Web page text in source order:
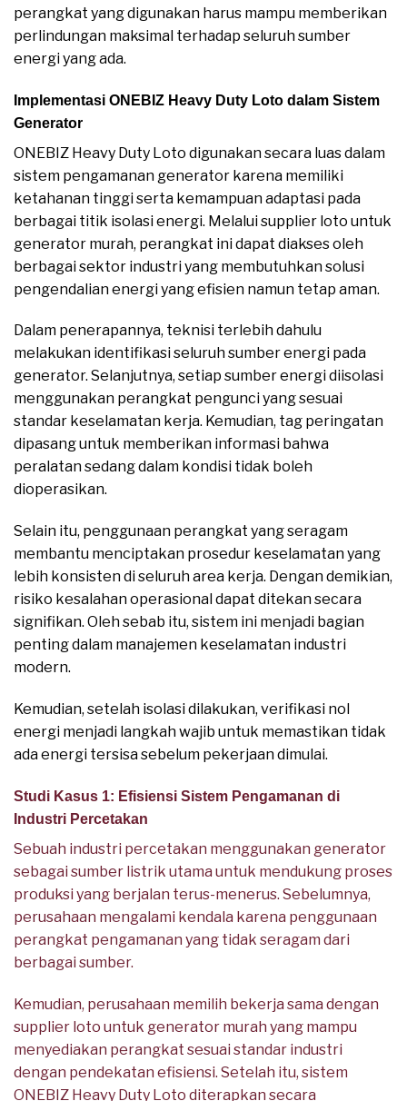
perangkat yang digunakan harus mampu memberikan
perlindungan maksimal terhadap seluruh sumber
energi yang ada.
Implementasi ONEBIZ Heavy Duty Loto dalam Sistem
Generator
ONEBIZ Heavy Duty Loto digunakan secara luas dalam
sistem pengamanan generator karena memiliki
ketahanan tinggi serta kemampuan adaptasi pada
berbagai titik isolasi energi. Melalui supplier loto untuk
generator murah, perangkat ini dapat diakses oleh
berbagai sektor industri yang membutuhkan solusi
pengendalian energi yang efisien namun tetap aman.
Dalam penerapannya, teknisi terlebih dahulu
melakukan identifikasi seluruh sumber energi pada
generator. Selanjutnya, setiap sumber energi diisolasi
menggunakan perangkat pengunci yang sesuai
standar keselamatan kerja. Kemudian, tag peringatan
dipasang untuk memberikan informasi bahwa
peralatan sedang dalam kondisi tidak boleh
dioperasikan.
Selain itu, penggunaan perangkat yang seragam
membantu menciptakan prosedur keselamatan yang
lebih konsisten di seluruh area kerja. Dengan demikian,
risiko kesalahan operasional dapat ditekan secara
signifikan. Oleh sebab itu, sistem ini menjadi bagian
penting dalam manajemen keselamatan industri
modern.
Kemudian, setelah isolasi dilakukan, verifikasi nol
energi menjadi langkah wajib untuk memastikan tidak
ada energi tersisa sebelum pekerjaan dimulai.
Studi Kasus 1: Efisiensi Sistem Pengamanan di
Industri Percetakan
Sebuah industri percetakan menggunakan generator
sebagai sumber listrik utama untuk mendukung proses
produksi yang berjalan terus-menerus. Sebelumnya,
perusahaan mengalami kendala karena penggunaan
perangkat pengamanan yang tidak seragam dari
berbagai sumber.
Kemudian, perusahaan memilih bekerja sama dengan
supplier loto untuk generator murah yang mampu
menyediakan perangkat sesuai standar industri
dengan pendekatan efisiensi. Setelah itu, sistem
ONEBIZ Heavy Duty Loto diterapkan secara